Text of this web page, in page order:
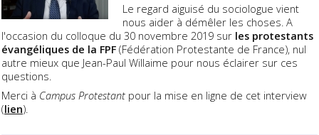
Le regard aiguisé du sociologue vient
nous aider à démêler les choses. A
l'occasion du colloque du 30 novembre 2019 sur les protestants
évangéliques de la FPF (Fédération Protestante de France), nul
autre mieux que Jean-Paul Willaime pour nous éclairer sur ces
questions.
Merci à Campus Protestant pour la mise en ligne de cet interview
(lien).